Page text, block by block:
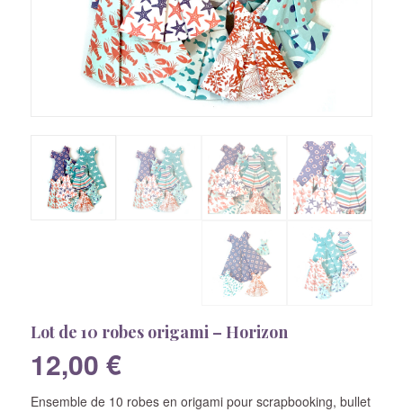
Lot de 10 robes origami – Horizon
12,00 €
Ensemble de 10 robes en origami pour scrapbooking, bullet